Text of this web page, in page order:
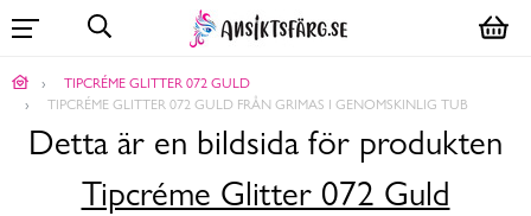
TIPCRÉME GLITTER 072 GULD
TIPCRÉME GLITTER 072 GULD FRÅN GRIMAS I GENOMSKINLIG TUB
Detta är en bildsida för produkten
Tipcréme Glitter 072 Guld